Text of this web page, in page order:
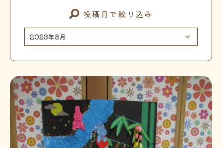
投稿月で絞り込み